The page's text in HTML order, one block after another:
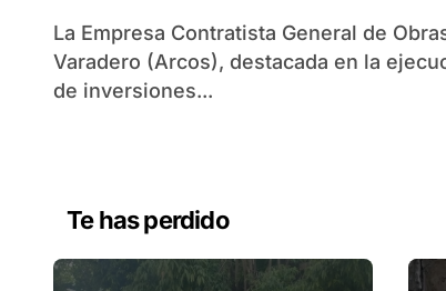
La Empresa Contratista General de Obras de
Varadero (Arcos), destacada en la
de inversiones...
Te has perdido